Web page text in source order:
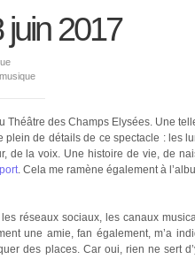
juin 2017
musique
Théâtre des Champs Elysées. Une
de détails de ce spectacle : les
la voix. Une histoire de vie, de
. Cela me ramène également à
réseaux sociaux, les canaux
une amie, fan également, m’a
des places. Car oui, rien ne sert